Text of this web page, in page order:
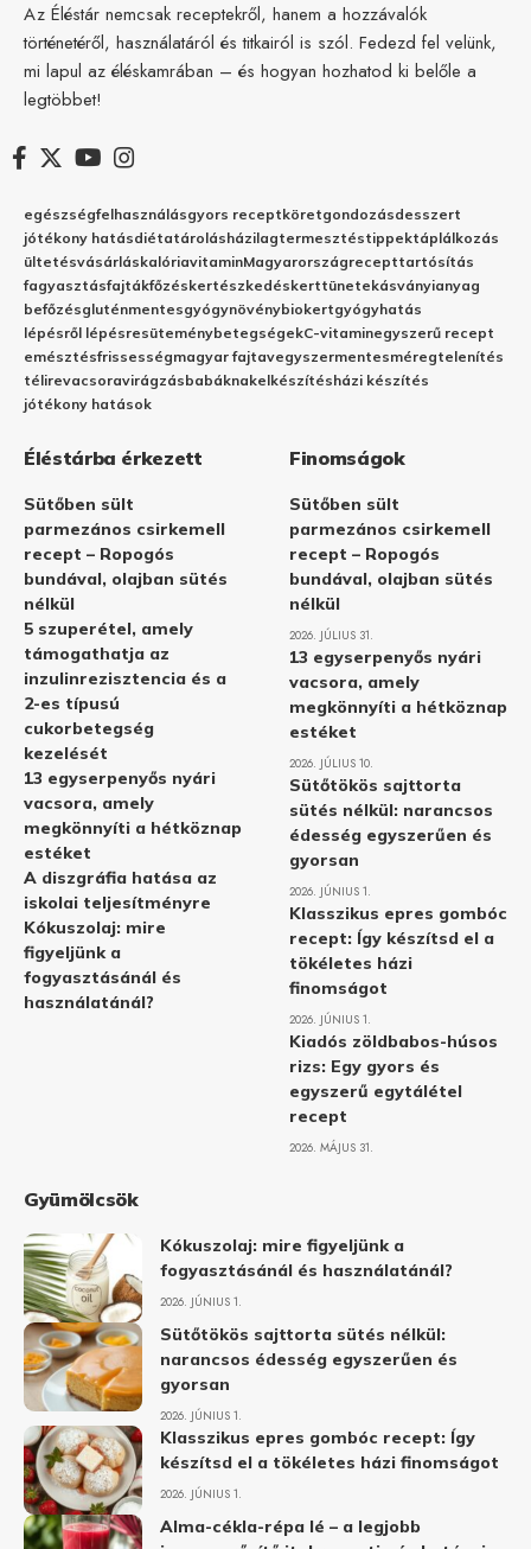
Az Éléstár nemcsak receptekről, hanem a hozzávalók
történetéről, használatáról és titkairól is szól. Fedezd fel velünk,
mi lapul az éléskamrában – és hogyan hozhatod ki belőle a
legtöbbet!
egészségfelhasználásgyors receptköretgondozásdesszert
jótékony hatásdiétatárolásházilagtermesztéstippektáplálkozás
ültetésvásárláskalóriavitaminMagyarországrecepttartósítás
fagyasztásfajtákfőzéskertészkedéskerttünetekásványianyag
befőzésgluténmentesgyógynövénybiokertgyógyhatás
lépésről lépésresüteménybetegségekC-vitaminegyszerű recept
emésztésfrissességmagyar fajtavegyszermentesméregtelenítés
télirevacsoravirágzásbabáknakelkészítésházi készítés
jótékony hatások
Éléstárba érkezett
Sütőben sült
parmezános csirkemell
recept – Ropogós
bundával, olajban sütés
nélkül
5 szuperétel, amely
támogathatja az
inzulinrezisztencia és a
2-es típusú
cukorbetegség
kezelését
13 egyserpenyős nyári
vacsora, amely
megkönnyíti a hétköznap
estéket
A diszgráfia hatása az
iskolai teljesítményre
Kókuszolaj: mire
figyeljünk a
fogyasztásánál és
használatánál?
Finomságok
Sütőben sült
parmezános csirkemell
recept – Ropogós
bundával, olajban sütés
nélkül
2026. JÚLIUS 31.
13 egyserpenyős nyári
vacsora, amely
megkönnyíti a hétköznap
estéket
2026. JÚLIUS 10.
Sütőtökös sajttorta
sütés nélkül: narancsos
édesség egyszerűen és
gyorsan
2026. JÚNIUS 1.
Klasszikus epres gombóc
recept: Így készítsd el a
tökéletes házi
finomságot
2026. JÚNIUS 1.
Kiadós zöldbabos-húsos
rizs: Egy gyors és
egyszerű egytálétel
recept
2026. MÁJUS 31.
Gyümölcsök
Kókuszolaj: mire figyeljünk a
fogyasztásánál és használatánál?
2026. JÚNIUS 1.
Sütőtökös sajttorta sütés nélkül:
narancsos édesség egyszerűen és
gyorsan
2026. JÚNIUS 1.
Klasszikus epres gombóc recept: Így
készítsd el a tökéletes házi finomságot
2026. JÚNIUS 1.
Alma-cékla-répa lé – a legjobb